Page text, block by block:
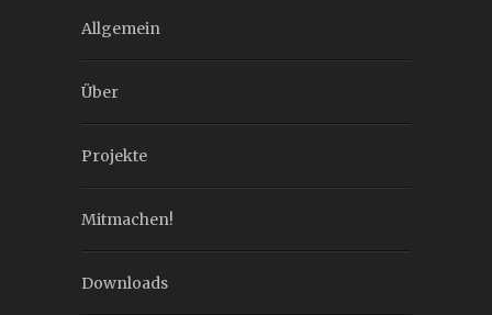
Allgemein
Über
Projekte
Mitmachen!
Downloads